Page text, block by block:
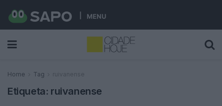
MENU
Home Tag ruivanense
Etiqueta: ruivanense